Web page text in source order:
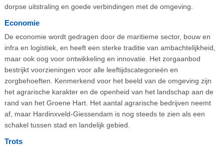
dorpse uitstraling en goede verbindingen met de omgeving.
Economie
De economie wordt gedragen door de maritieme sector, bouw en
infra en logistiek, en heeft een sterke traditie van ambachtelijkheid,
maar ook oog voor ontwikkeling en innovatie. Het zorgaanbod
bestrijkt voorzieningen voor alle leeftijdscategorieën en
zorgbehoeften. Kenmerkend voor het beeld van de omgeving zijn
het agrarische karakter en de openheid van het landschap aan de
rand van het Groene Hart. Het aantal agrarische bedrijven neemt
af, maar Hardinxveld-Giessendam is nog steeds te zien als een
schakel tussen stad en landelijk gebied.
Trots